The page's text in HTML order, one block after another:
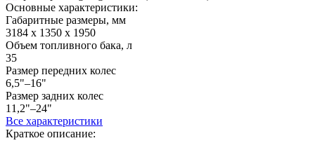
Основные характеристики:
Габаритные размеры, мм
3184 х 1350 х 1950
Объем топливного бака, л
35
Размер передних колес
6,5"–16"
Размер задних колес
11,2"–24"
Все характеристики
Краткое описание: